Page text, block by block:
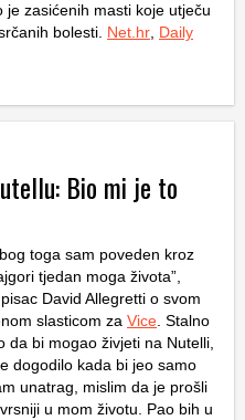
zasićenih masti koje utječu
bolesti. Net.hr Daily
Bio mi je to
toga sam poveden kroz
tjedan moga života”,
David Allegretti o svom
slasticom za Vice . Stalno
da bi mogao živjeti na Nutelli,
dogodilo kada bi jeo samo
unatrag, mislim da je prošli
u mom životu. Pao bih u